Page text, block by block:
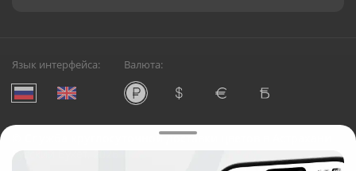
Язык интерфейса: Валюта:
Служба круглосуточной доставки цветов в Астрахани
Русский Букет, 2026